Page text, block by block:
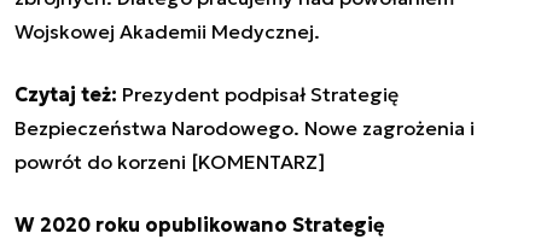
Wojskowej Akademii Medycznej.
Czytaj też: Prezydent podpisał Strategię
Bezpieczeństwa Narodowego. Nowe zagrożenia i
powrót do korzeni [KOMENTARZ]
W 2020 roku opublikowano Strategię